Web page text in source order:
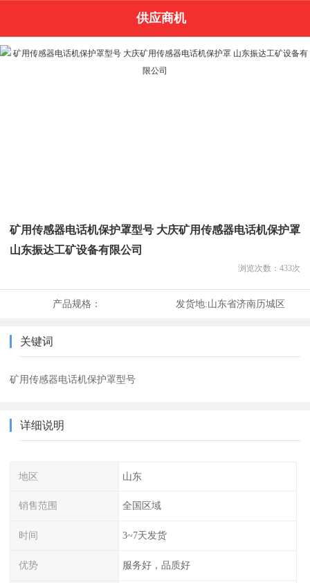
供应商机
矿用传感器电话机保护罩型号 大庆矿用传感器电话机保护罩
山东振达工矿设备有限公司
浏览次数： 433次
产品规格： 发货地:山东省济南历城区
关键词
矿用传感器电话机保护罩型号
详细说明
地区 山东
销售范围 全国区域
时间 3~7天发货
优势 服务好，品质好